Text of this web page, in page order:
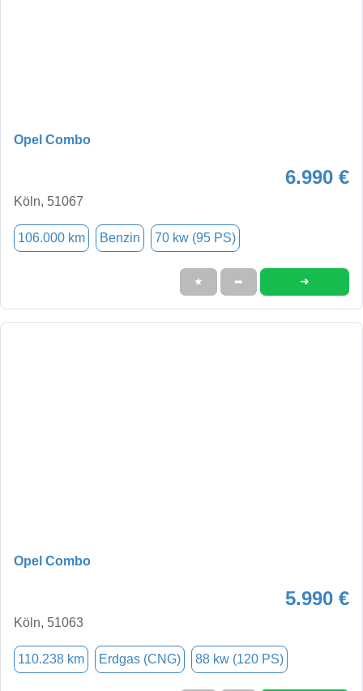
Opel Combo
6.990 €
Köln, 51067
106.000 km Benzin 70 kw (95 PS)
★ ➦ ➜
Opel Combo
5.990 €
Köln, 51063
110.238 km Erdgas (CNG) 88 kw (120 PS)